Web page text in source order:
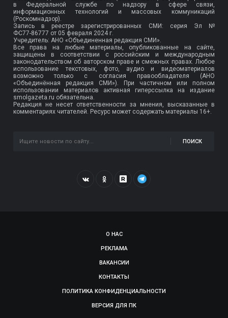
в Федеральной службе по надзору в сфере связи,
информационных технологий и массовых коммуникаций
(Роскомнадзор).
Запись в реестре зарегистрированных СМИ: серия Эл №
ФС77-86777 от 05 февраля 2024 г.
Учредитель: АНО «Объединенная редакция СМИ».
Все права на любые материалы, опубликованные на сайте,
защищены в соответствии с российским и международным
законодательством об авторском праве и смежных правах. Любое
использование текстовых, фото, аудио и видеоматериалов
возможно только с согласия правообладателя (АНО
«Объединённая редакция СМИ»). При частичном или полном
использовании материалов активная гиперссылка на издание
smolgazeta.ru обязательна.
Редакция не несет ответственности за мнения, высказанные в
комментариях читателей. Ресурс может содержать материалы 16+.
ПОИСК
О НАС
РЕКЛАМА
ВАКАНСИИ
КОНТАКТЫ
ПОЛИТИКА КОНФИДЕНЦИАЛЬНОСТИ
ВЕРСИЯ ДЛЯ ПК